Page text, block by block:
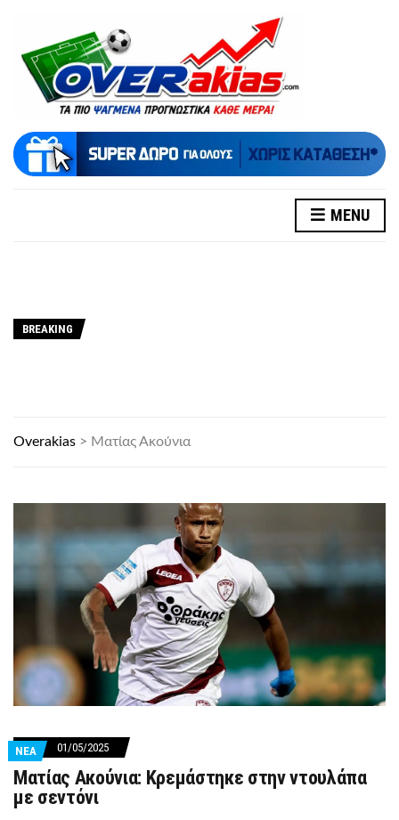
MENU
BREAKING
Overakias > Ματίας Ακούνια
ΝΕΑ 01/05/2025
Ματίας Ακούνια: Κρεμάστηκε στην ντουλάπα
με σεντόνι